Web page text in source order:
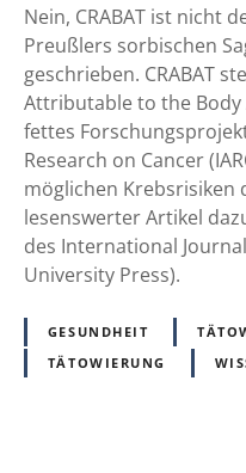
F
E
A
d
u
l
t
-
S
t
i
t
t
o
o
s
&
K
r
e
b
d
Nein, CRABAT ist nicht
Preußlers sorbischen
geschrieben. CRABAT
Attributable to the
fettes
Research on Cancer
möglichen Krebsrisiken
lesenswerter Artikel
des International
University Press).
GESUNDHEIT
TÄTOWIERUNG